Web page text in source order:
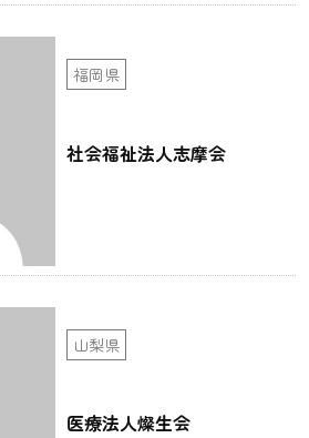
福岡県
社会福祉法人志摩会
山梨県
医療法人燦生会